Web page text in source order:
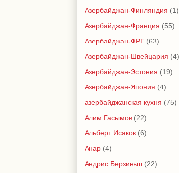
Азербайджан-Финляндия (1)
Азербайджан-Франция (55)
Азербайджан-ФРГ (63)
Азербайджан-Швейцария (4)
Азербайджан-Эстония (19)
Азербайджан-Япония (4)
азербайджанская кухня (75)
Алим Гасымов (22)
Альберт Исаков (6)
Анар (4)
Андрис Берзиньш (22)